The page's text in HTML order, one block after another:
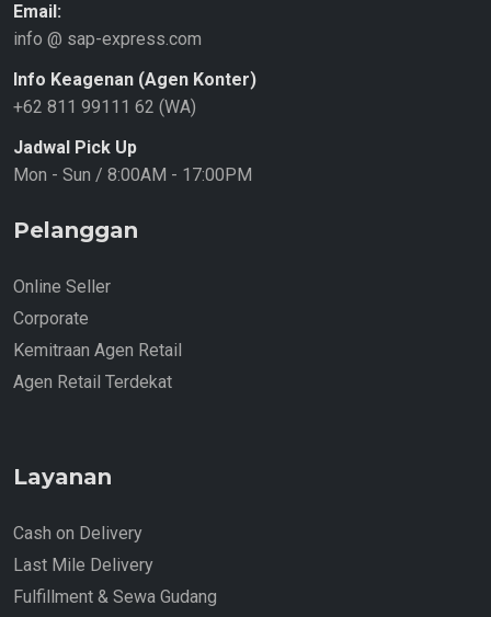
Email:
info @ sap-express.com
Info Keagenan (Agen Konter)
+62 811 99111 62 (WA)
Jadwal Pick Up
Mon - Sun / 8:00AM - 17:00PM
Pelanggan
Online Seller
Corporate
Kemitraan Agen Retail
Agen Retail Terdekat
Layanan
Cash on Delivery
Last Mile Delivery
Fulfillment & Sewa Gudang